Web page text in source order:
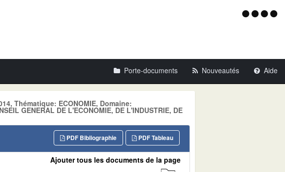
Menu
Porte-documents Nouveautés Aide
Thématique: ECONOMIE, Domaine:
GENERAL DE L'ECONOMIE, DE L'INDUSTRIE, DE
PDF Tableau
PDF Bibliographie
Ajouter tous les documents de la page